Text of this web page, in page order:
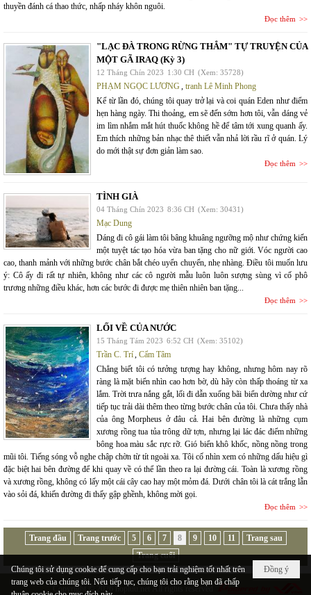
thuyền đánh cá thao thức, nhấp nháy khôn nguôi.
Đọc thêm
"LẠC ĐÀ TRONG RỪNG THẲM" TỰ TRUYỆN CỦA
MỘT GÃ IRAQ (Kỳ 3)
12 Tháng Chín 2023 1:30 CH (Xem: 35728)
PHẠM NGỌC LƯƠNG tranh Lê Minh Phong
Kể từ lần đó, chúng tôi quay trở lại và coi quán Eden như điểm
hẹn hàng ngày. Thi thoảng, em sẽ đến sớm hơn tôi, vẫn dáng vẻ
im lìm nhắm mắt hút thuốc không hề để tâm tới xung quanh ấy.
Em thích những bản nhạc thê thiết vẫn nhả lời rầu rĩ ở quán. Lý
do mới thật sự đơn giản làm sao.
Đọc thêm
TÌNH GIÀ
04 Tháng Chín 2023 8:36 CH (Xem: 30431)
Mạc Dung
Dáng đi cô gái làm tôi bâng khuâng ngưỡng mộ như chứng kiến
một tuyệt tác tạo hóa vừa ban tặng cho nữ giới. Vóc người cao
cao, thanh mảnh với những bước chân bắt chéo uyển chuyển, nhẹ nhàng. Điều tôi muốn lưu
ý: Cô ấy đi rất tự nhiên, không như các cô người mẫu luôn luôn sượng sùng vì cố phô
trương những điều khác, hơn các bước đi được mẹ thiên nhiên ban tặng...
Đọc thêm
LỐI VỀ CỦA NƯỚC
15 Tháng Tám 2023 6:52 CH (Xem: 35102)
Trần C. Trí Cẩm Tâm
Chẳng biết tôi có tưởng tượng hay không, nhưng hôm nay rõ
ràng là mặt biển nhìn cao hơn bờ, dù hãy còn thấp thoáng từ xa
lắm. Trời trưa nắng gắt, lối đi dẫn xuống bãi biển dường như cứ
tiếp tục trải dài thêm theo từng bước chân của tôi. Chưa thấy nhà
của ông Morpheus ở đâu cả. Hai bên đường là những cụm
xương rồng tua tủa trông dữ tợn, nhưng lại lác đác điểm những
bông hoa màu sắc rực rỡ. Gió biển khô khốc, nồng nồng trong
mũi tôi. Tiếng sóng vỗ nghe chập chờn từ tít ngoài xa. Tôi cố nhìn xem có những dấu hiệu gì
đặc biệt hai bên đường để khi quay về có thể lần theo ra lại đường cái. Toàn là xương rồng
và xương rồng, không có lấy một cái cây cao hay một mỏm đá. Dưới chân tôi là cát trắng lẫn
vào sỏi đá, khiến đường đi thấy gập ghềnh, không mời gọi.
Đọc thêm
Trang đầu Trang trước 5 6 7 8 9 10 11
Trang sau
Trang cuối
Copyright © 2026 hopluu.net All rights reserved
Đồng ý
Chúng tôi sử dụng cookie để cung cấp cho bạn trải nghiệm tốt nhất trên
trang web của chúng tôi. Nếu tiếp tục, chúng tôi cho rằng bạn đã chấp